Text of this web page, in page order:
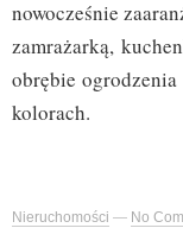
nowocześnie
zamrażarką,
obrębie ogrodzenia
kolorach.
Nieruchomości — No